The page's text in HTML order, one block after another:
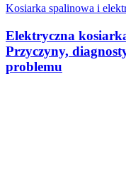
Kosiarka spalinowa i
Elektryczna
Przyczyny,
problemu